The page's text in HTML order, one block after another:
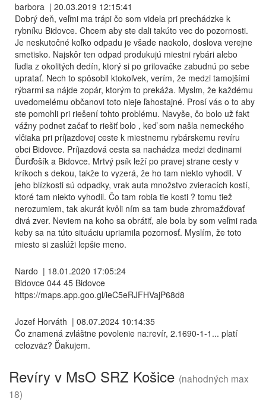
barbora | 20.03.2019 12:15:41
Dobrý deň, veľmi ma trápi čo som videla pri prechádzke k
rybníku Bidovce. Chcem aby ste dali takúto vec do pozornosti.
Je neskutočné koľko odpadu je všade naokolo, doslova verejne
smetisko. Najskôr ten odpad produkujú miestni rybári alebo
ľudia z okolitých dedín, ktorý si po grilovačke zabudnú po sebe
upratať. Nech to spôsobil ktokoľvek, verím, že medzi tamojšími
rýbarmi sa nájde zopár, ktorým to prekáža. Myslm, že každému
uvedomelému občanovi toto nieje ľahostajné. Prosí vás o to aby
ste pomohli pri riešení tohto problému. Navyše, čo bolo už fakt
vážny podnet začať to riešiť bolo , keď som našla nemeckého
vlčiaka pri príjazdovej ceste k miestnemu rybárskemu revíru
obci Bidovce. Príjazdová cesta sa nachádza medzi dedinami
Ďurďošík a Bidovce. Mrtvý psík leží po pravej strane cesty v
kríkoch s dekou, takže to vyzerá, že ho tam niekto vyhodil. V
jeho blízkosti sú odpadky, vrak auta množstvo zvieracích kostí,
ktoré tam niekto vyhodil. Čo tam robia tie kosti ? tomu tiež
nerozumiem, tak akurát kvôli ním sa tam bude zhromažďovať
divá zver. Neviem na koho sa obrátiť, ale bola by som veľmi rada
keby sa na túto situáciu upriamila pozornosť. Myslím, že toto
miesto si zaslúži lepšie meno.
Nardo | 18.01.2020 17:05:24
Bidovce 044 45 Bidovce
https://maps.app.goo.gl/ieC5eRJFHVajP68d8
Jozef Horváth | 08.07.2024 10:14:35
Čo znamená zvláštne povolenie na:revír, 2.1690-1-1... platí
celozväz? Ďakujem.
Revíry v MsO SRZ Košice (nahodných max
18)